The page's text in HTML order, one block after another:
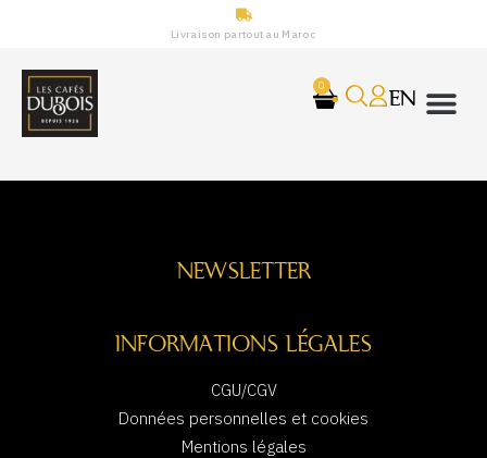
Livraison partout au Maroc
0 EN
NEWSLETTER
INFORMATIONS LÉGALES
CGU/CGV
Données personnelles et cookies
Mentions légales